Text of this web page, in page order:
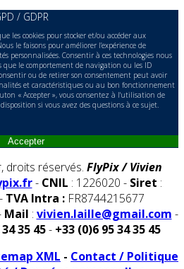
/ GDPR
les cookies pour stocker et/ou accéder aux
le faisons pour améliorer l’expérience de
personnalisées. Consentir à ces technologies nous
le comportement de navigation ou les ID
ou de retirer son consentement peut avoir
et caractéristiques ou au bon fonctionnement
« Accepter », vous consentez à l'utilisation de
disposition si vous avez des questions à ce sujet.
Accepter
droits réservés. FlyPix / Vivien
- CNIL : 1226020 - Siret :
TVA Intra : FR8744215677
Mail : vivien.laille@gmail.com -
35 45- +33 (0)6 95 34 35 45
XML - Contact / Politique